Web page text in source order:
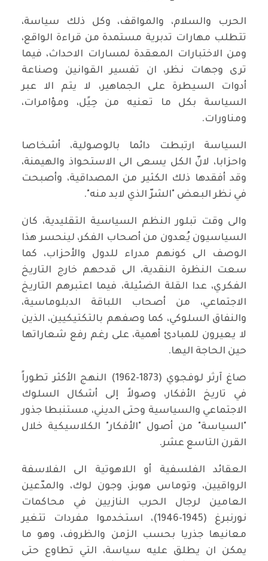
الحرب والسلام، والمواقف، وكل ذلك سياسة،
تتطلب مهارات تدبرية مستمدة من قراءة الواقع،
ومن الاختبارات المعقدة لمسارات الاحداث، فيما
ترى وجهات نظر، ان تفسير القوانين وصناعة
أدوات السيطرة على الجماهير، لا يتم الا عبر
السياسة بكل ما تعنيه من حِيًل، ومؤامرات،
ومناورات.
السياسة ارتبطت دائما بالوصولية، أشخاصا
واحزابا، لانّ الكل يسعى الى الاستحواذ والهيمنة،
وقد أفقدها ذلك الكثير من المصداقية، وأصبحت
في نظر البعض "الشرّ الذي لابد منه".
والى وقت تبلور النظم السياسية التقليدية، كان
السياسيون يُعدون من أصحاب الفكر، لينحسر هذا
الوصف الى كونهم مدراء للدول والأحزاب، كما
سعت النظرة النقدية، الى قدحهم خارج التاريخ
الفكري، عدا القلة الضئيلة، فيما اعتبرهم التاريخ
الاجتماعي، من أصحاب اللباقة الدبلوماسية،
والنفاق السلوكي، كما وصفهم بالتكتيكيين، الذين
لا يعيرون للمبادئ أهمية، على رغم رفع شعاراتها
حين الحاجة اليها.
صاغ آرثر لوفجوي (1873-1962) النهج الأكثر تطوراً
في تاريخ الأفكار، وصولاً إلى أشكال السلوك
الاجتماعي والسياسية وحتى الديني، مستنبطا جذور
"السياسة" من أصول "الأفكار" الكلاسيكية خلال
القرن التاسع عشر.
العقائد الفلسفية أو اللاهوتية الى الفلاسفة
الرواقيين، وتوماس هوبز، وجون لوك، والمدّعين
العامين لرجال الحرب النازيين في محاكمات
نورنبرغ (1945-1946)، استخدموا مفردات تتغير
معانيها جذريا بحسب الزمن والظروف، وهو ما
يمكن ان يطلق عليه سياسة، التي تطاوع حتى